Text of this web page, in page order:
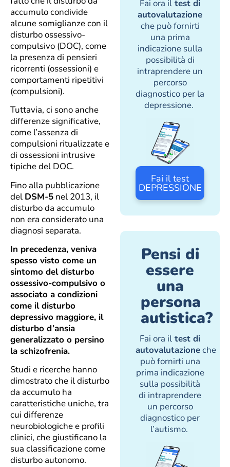
accumulo condivide
alcune somiglianze con il
disturbo ossessivo-
compulsivo (DOC), come
la presenza di pensieri
ricorrenti (ossessioni) e
comportamenti ripetitivi
(compulsioni).
Tuttavia, ci sono anche
differenze significative,
come l’assenza di
compulsioni ritualizzate e
di ossessioni intrusive
tipiche del DOC.
Fino alla pubblicazione
del DSM-5 nel 2013, il
disturbo da accumulo
non era considerato una
diagnosi separata.
In precedenza, veniva
spesso visto come un
sintomo del disturbo
ossessivo-compulsivo o
associato a condizioni
come il disturbo
depressivo maggiore, il
disturbo d’ansia
generalizzato o persino
la schizofrenia.
Studi e ricerche hanno
dimostrato che il disturbo
da accumulo ha
caratteristiche uniche, tra
cui differenze
neurobiologiche e profili
clinici, che giustificano la
sua classificazione come
disturbo autonomo.
Fai ora il test di
autovalutazione
che può fornirti
una prima
indicazione sulla
possibilità di
intraprendere un
percorso
diagnostico per la
depressione.
Fai il test
DEPRESSIONE
Pensi di
essere
una
persona
autistica?
Fai ora il test di
autovalutazioneche
può fornirti una
prima indicazione
sulla possibilità
di intraprendere
un percorso
diagnostico per
l’autismo.